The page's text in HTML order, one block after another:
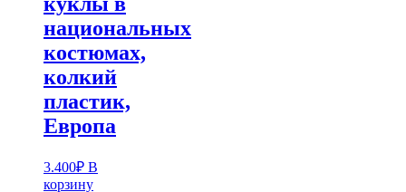
национальных
костюмах,
колкий
пластик,
Европа
3.400₽ В
корзину